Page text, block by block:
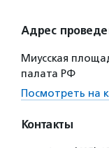
Адрес
Миусская
палата РФ
Посмотреть на
Контакты